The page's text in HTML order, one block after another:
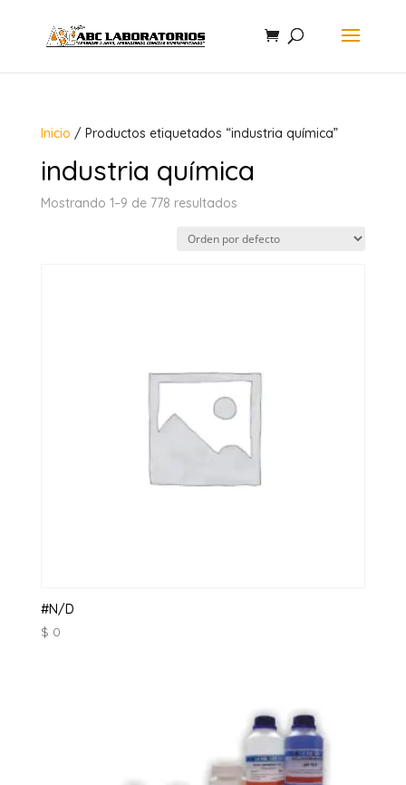
Inicio / Productos etiquetados “industria química”
industria química
Mostrando 1–9 de 778 resultados
#N/D
$ 0